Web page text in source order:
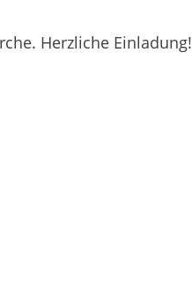
Herzliche Einladung!